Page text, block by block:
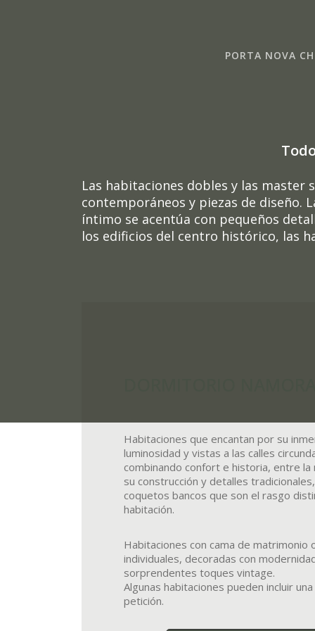
PORTA NOVA CH
Las habitaciones dobles y las master
contemporáneos y piezas de diseño.
íntimo se acentúa con pequeños
los edificios del centro histórico, las
Habitaciones que encantan por su
luminosidad y vistas a las calles
combinando confort e historia, entre la
su construcción y detalles
coquetos bancos que son el rasgo
habitación.
Habitaciones con cama de matrimonio
individuales, decoradas con
sorprendentes toques vintage.
Algunas habitaciones pueden incluir
petición.